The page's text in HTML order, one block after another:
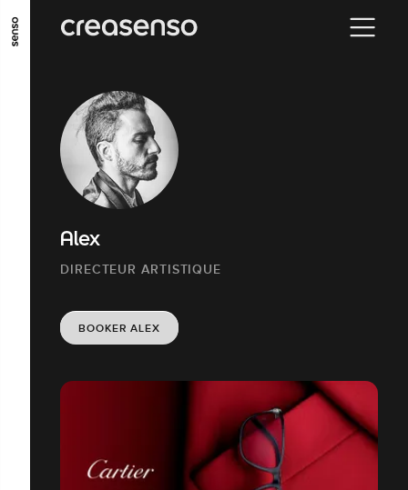
ALLER AU CONTENU PRINCIPAL
ALLER EN BAS DE PAGE
Alex
DIRECTEUR ARTISTIQUE
BOOKER ALEX